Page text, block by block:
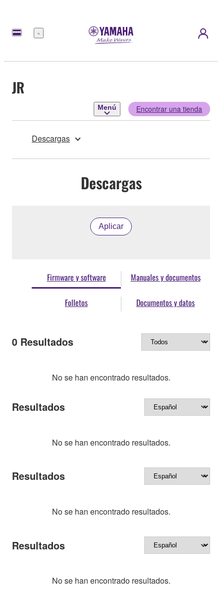
Menú
JR
Menú Encontrar una tienda
Descargas
Descargas
Aplicar
Firmware y software Manuales y documentos
Folletos Documentos y datos
0 Resultados
No se han encontrado resultados.
Resultados
No se han encontrado resultados.
Resultados
No se han encontrado resultados.
Resultados
No se han encontrado resultados.